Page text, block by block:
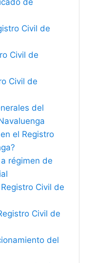
de
Civil de
Civil de
Civil de
del
el Registro
régimen de
Civil de
Civil de
del